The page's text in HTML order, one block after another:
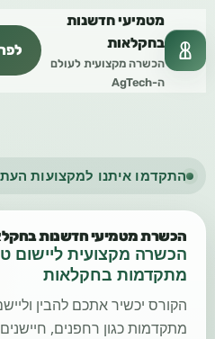
מטמיעי חדשנות
בחקלאות
הכשרה מקצועית לעולם
ה-AgTech
התקדמו איתנו למקצועות
הכשרת מטמיעי חדשנות
הכשרה מקצועית ליישום
מתקדמות בחקלאות
הקורס יכשיר אתכם להבין
מתקדמות כגון רחפנים,